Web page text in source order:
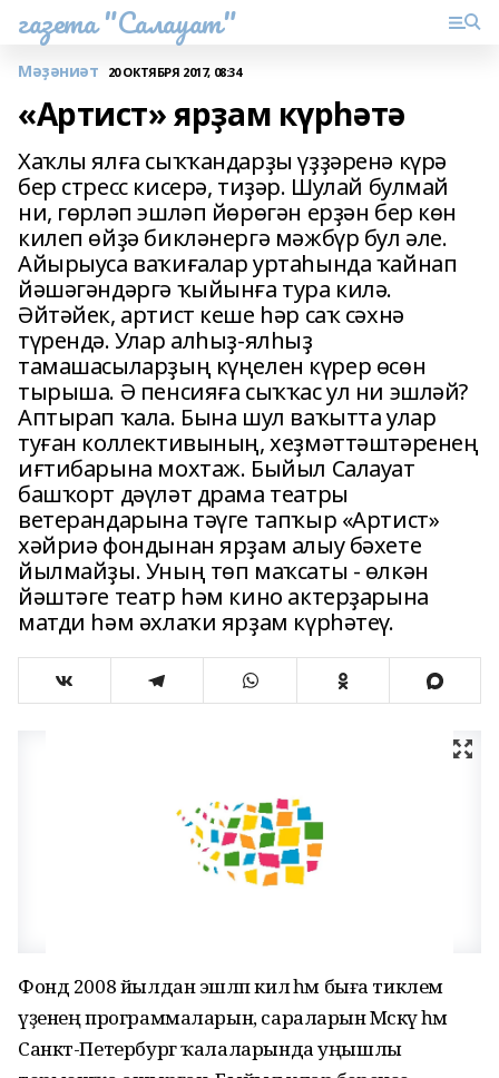
газета "Салауат"
Мәҙәниәт 20 ОКТЯБРЯ 2017, 08:34
«Артист» ярҙам күрһәтә
Хаҡлы ялға сыҡҡандарҙы үҙҙәренә күрә
бер стресс кисерә, тиҙәр. Шулай булмай
ни, гөрләп эшләп йөрөгән ерҙән бер көн
килеп өйҙә бикләнергә мәжбүр бул әле.
Айырыуса ваҡиғалар уртаһында ҡайнап
йәшәгәндәргә ҡыйынға тура килә.
Әйтәйек, артист кеше һәр саҡ сәхнә
түрендә. Улар алһыҙ-ялһыҙ
тамашасыларҙың күңелен күрер өсөн
тырыша. Ә пенсияға сыҡҡас ул ни эшләй?
Аптырап ҡала. Бына шул ваҡытта улар
туған коллективының, хеҙмәттәштәренең
иғтибарына мохтаж. Быйыл Салауат
башҡорт дәүләт драма театры
ветерандарына тәүге тапҡыр «Артист»
хәйриә фондынан ярҙам алыу бәхете
йылмайҙы. Уның төп маҡсаты - өлкән
йәштәге театр һәм кино актерҙарына
матди һәм әхлаҡи ярҙам күрһәтеү.
Фонд 2008 йылдан эшләп килә һәм быға тиклем
үҙенең программаларын, сараларын Мәскәү һәм
Санкт-Петербург ҡалаларында уңышлы